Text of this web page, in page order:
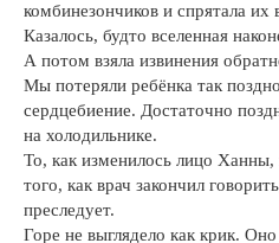
комбинезончиков и спрятала их
Казалось, будто вселенная
А потом взяла извинения
Мы потеряли ребёнка так
сердцебиение. Достаточно
на холодильнике.
То, как изменилось лицо Ханны,
того, как врач закончил
преследует.
Горе не выглядело как крик.